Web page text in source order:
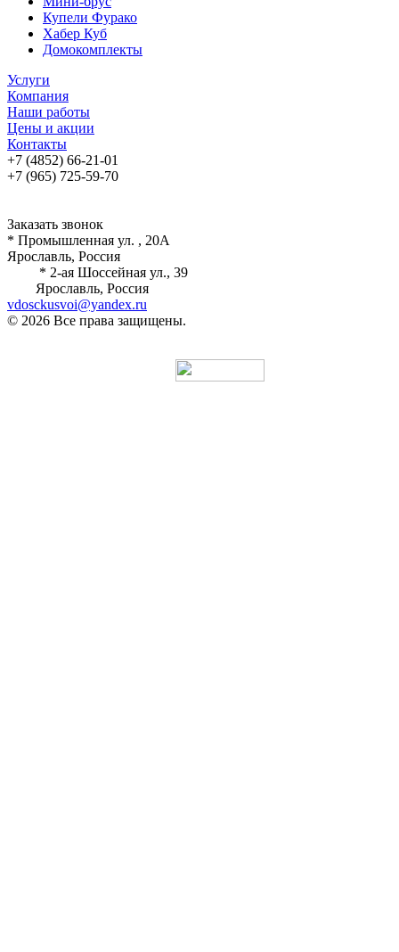
Купели Фурако
Хабер Куб
Домокомплекты
Услуги
Компания
Наши работы
Цены и акции
Контакты
+7 (4852) 66-21-01
+7 (965) 725-59-70
Заказать звонок
* Промышленная ул. , 20А
Ярославль, Россия
* 2-ая Шоссейная ул., 39
Ярославль, Россия
vdosckusvoi@yandex.ru
© 2026 Все права защищены.